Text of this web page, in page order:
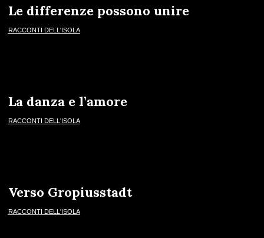
Le differenze possono unire
RACCONTI DELL'ISOLA
La danza e l’amore
RACCONTI DELL'ISOLA
Verso Gropiusstadt
RACCONTI DELL'ISOLA